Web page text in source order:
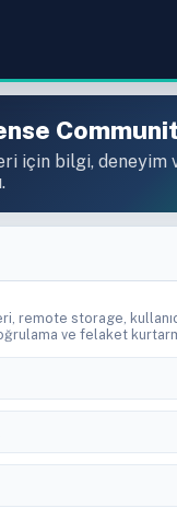
için bilgi, deneyim
remote storage,
ve felaket